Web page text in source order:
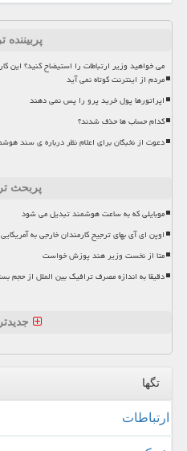
پربیننده
می خواهید وزیر ارتباطات را استیضاح کنید؟ این
مردم از اینترنت کوتاه نمی آید
اپراتورها پول خرید پرو را پس نمی دهند
کدام حساب ها حذف شدند؟
دعوت از نخبگان برای اعلام نظر درباره ی سند
پربحث
موبایلی که به ساعت هوشمند تبدیل می شود
اوپن ای آی بهای ترجیح کارمندان خارجی به
متا از نخست وزیر هند پوزش خواست
دقیقا به اندازه مصرف ترافیک بین الملل از حجم
تگها
ارتباطات